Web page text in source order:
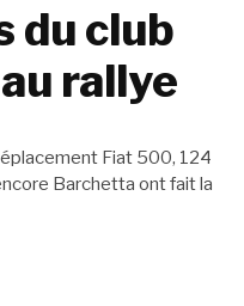
du club
rallye
Fiat 500, 124
Barchetta ont fait la